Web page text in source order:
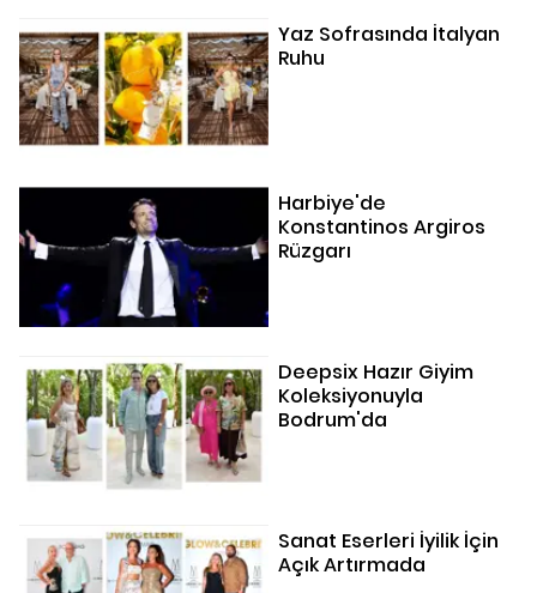
Yaz Sofrasında İtalyan
Ruhu
Harbiye'de
Konstantinos Argiros
Rüzgarı
Deepsix Hazır Giyim
Koleksiyonuyla
Bodrum'da
Sanat Eserleri İyilik İçin
Açık Artırmada